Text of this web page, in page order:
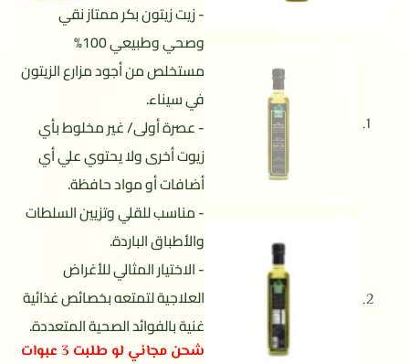
- زيت زيتون بكر ممتاز نقي
وصحي وطبيعي 100%
مستخلص من أجود مزارع الزيتون
في سيناء.
- عصرة أولى/ غير مخلوط بأي
زيوت أخرى ولا يحتوي علي أي
أضافات أو مواد حافظة.
- مناسب للقلي وتزيين السلطات
والأطباق الباردة.
- الاختيار المثالي للأغراض
العلاجية لتمتعه بخصائص غذائية
غنية بالفوائد الصحية المتعددة.
شحن مجاني لو طلبت 3 عبوات